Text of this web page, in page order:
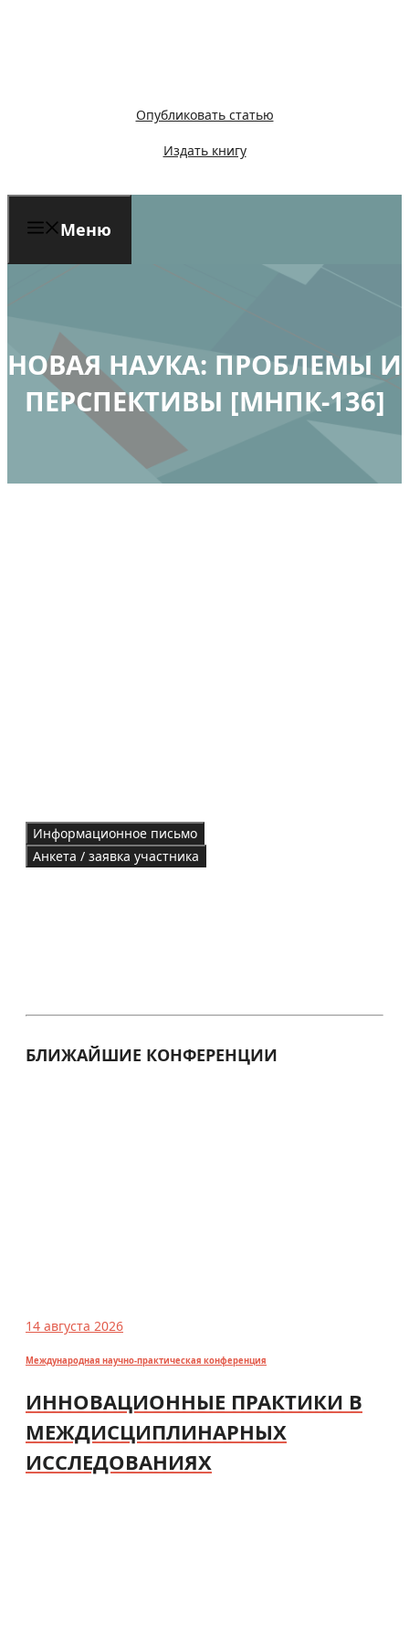
Опубликовать статью
Издать книгу
Меню
НОВАЯ НАУКА: ПРОБЛЕМЫ И
ПЕРСПЕКТИВЫ [МНПК-136]
Информационное письмо
Анкета / заявка участника
БЛИЖАЙШИЕ КОНФЕРЕНЦИИ
14 августа 2026
Международная научно-практическая конференция
ИННОВАЦИОННЫЕ ПРАКТИКИ В
МЕЖДИСЦИПЛИНАРНЫХ
ИССЛЕДОВАНИЯХ